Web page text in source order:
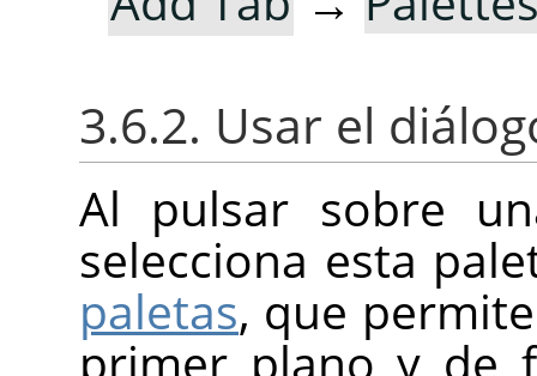
3.6.2. Usar el
Al pulsar sobre
selecciona esta
paletas, que
primer plano y de